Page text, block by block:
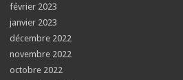
février 2023
janvier 2023
décembre 2022
novembre 2022
octobre 2022